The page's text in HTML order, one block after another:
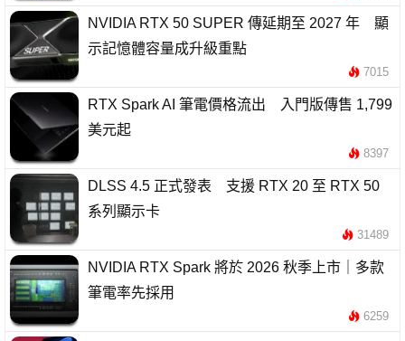
NVIDIA RTX 50 SUPER 傳延期至 2027 年 顯
示記憶體容量成升級重點
7015
RTX Spark AI 筆電價格流出 入門版傳售 1,799
美元起
8397
DLSS 4.5 正式發表 支援 RTX 20 至 RTX 50
系列顯示卡
31489
NVIDIA RTX Spark 將於 2026 秋季上市｜多款
筆電率先採用
6259